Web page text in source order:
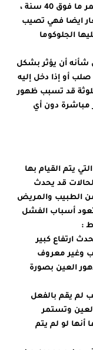
الأشخاص في عمر متقدم لا سيما عمر ما فوق 40 سنة ،
ايضا فهي تصيب
الجلوكوما
شأنه أن يؤثر بشكل
أو إذا دخل إليه
قد تسبب ظهور
مباشرة دون أي
يتم القيام بها
قد يحدث
الطبيب والمريض
أسباب الفشل
:
ارتفاع كبير
وغير معروف
العين بصورة
لم يقم بالفعل
وتستمر
لو لم يتم